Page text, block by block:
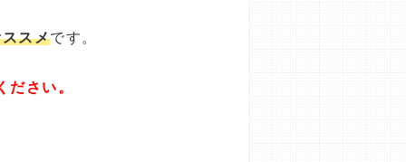
スメです。
さい。